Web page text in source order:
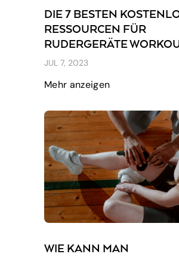
DIE 7 BESTEN
RESSOURCEN FÜR
RUDERGERÄTE
JUL 7, 2023
Mehr anzeigen
WIE KANN MAN